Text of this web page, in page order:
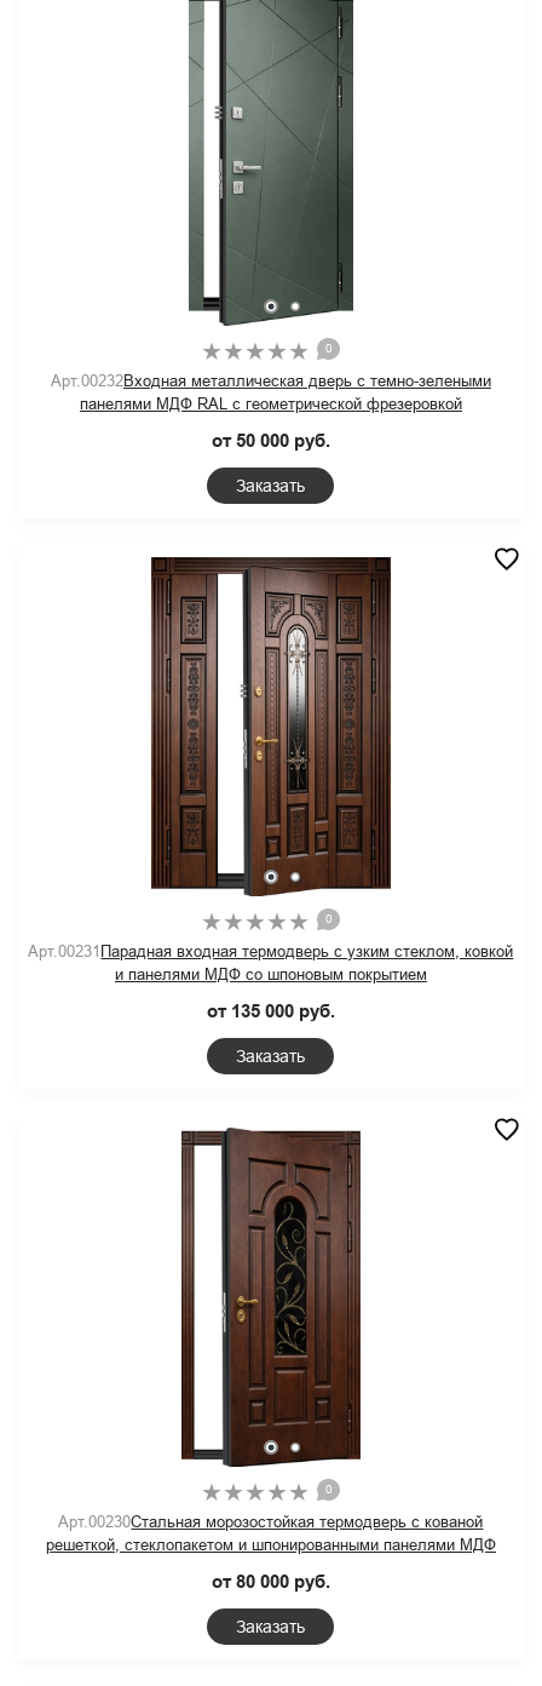
0
Арт.00232Входная металлическая дверь с темно-зелеными
панелями МДФ RAL с геометрической фрезеровкой
от 50 000 руб.
Заказать
0
Арт.00231 Парадная входная термодверь с узким стеклом, ковкой
и панелями МДФ со шпоновым покрытием
от 135 000 руб.
Заказать
0
Арт.00230Стальная морозостойкая термодверь с кованой
решеткой, стеклопакетом и шпонированными панелями МДФ
от 80 000 руб.
Заказать